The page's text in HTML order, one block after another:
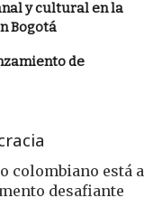
y cultural en la
Bogotá
de
colombiano está a
desafiante